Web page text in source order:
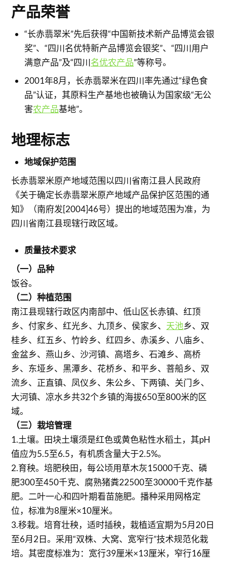
产品荣誉
“长赤翡翠米”先后获得“中国新技术新产品博览会银
奖”、“四川名优特新产品博览会银奖”、“四川用户
满意产品”及“四川名优农产品”等称号。
2001年8月，长赤翡翠米在四川率先通过“绿色食
品”认证，其原料生产基地也被确认为国家级“无公
害农产品基地”。
地理标志
地域保护范围
长赤翡翠米原产地域范围以四川省南江县人民政府
《关于确定长赤翡翠米原产地域产品保护区范围的通
知》（南府发[2004]46号）提出的地域范围为准，为
四川省南江县现辖行政区域。
质量技术要求
（一）品种
饭谷。
（二）种植范围
南江县现辖行政区内南部中、低山区长赤镇、红顶
乡、付家乡、红光乡、九顶乡、侯家乡、 天池乡、双
桂乡、红五乡、竹岭乡、红四乡、赤溪乡、八庙乡、
金盆乡、燕山乡、沙河镇、高塔乡、石滩乡、高桥
乡、东垭乡、黑潭乡、花桥乡、和平乡、菩船乡、双
流乡、正直镇、凤仪乡、朱公乡、下两镇、关门乡、
大河镇、凉水乡共32个乡镇的海拔650至800米的区
域。
（三）栽培管理
1.土壤。田块土壤须是红色或黄色粘性水稻土，其pH
值应为5.5至6.5，有机质含量大于2.5%。
2.育秧。培肥秧田，每公顷用草木灰15000千克、磷
肥300至450千克、腐熟猪粪22500至30000千克作基
肥。二叶一心和四叶期看苗施肥。播种采用网格定
位，标准为8厘米×10厘米。
3.移栽。培育壮秧，适时插秧，栽植适宜期为5月20日
至6月2日。采用“双株、大窝、宽窄行”技术规范化栽
培。其密度标准为：宽行39厘米×13厘米，窄行16厘